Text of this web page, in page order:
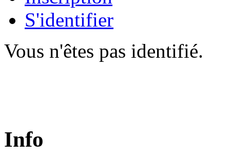
S'identifier
Vous n'êtes pas identifié.
Info